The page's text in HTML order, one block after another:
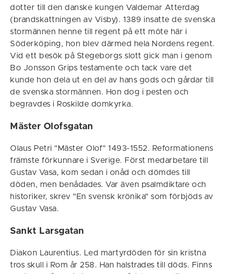
dotter till den danske kungen Valdemar Atterdag
(brandskattningen av Visby). 1389 insatte de svenska
stormännen henne till regent på ett möte här i
Söderköping, hon blev därmed hela Nordens regent.
Vid ett besök på Stegeborgs slott gick man i genom
Bo Jonsson Grips testamente och tack vare det
kunde hon dela ut en del av hans gods och gårdar till
de svenska stormännen. Hon dog i pesten och
begravdes i Roskilde domkyrka.
Mäster Olofsgatan
Olaus Petri "Mäster Olof" 1493-1552. Reformationens
främste förkunnare i Sverige. Först medarbetare till
Gustav Vasa, kom sedan i onåd och dömdes till
döden, men benådades. Var även psalmdiktare och
historiker, skrev "En svensk krönika" som förbjöds av
Gustav Vasa.
Sankt Larsgatan
Diakon Laurentius. Led martyrdöden för sin kristna
tros skull i Rom år 258. Han halstrades till döds. Finns